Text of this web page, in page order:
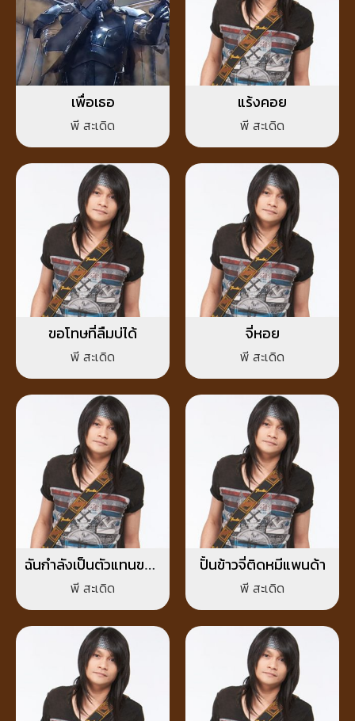
เพื่อเธอ
พี สะเดิด
แร้งคอย
พี สะเดิด
ขอโทษที่ลืมบ่ได้
พี สะเดิด
จี่หอย
พี สะเดิด
ฉันกำลังเป็นตัวแทนของ
ใครหรือเปล่า
พี สะเดิด
ปั้นข้าวจี่ติดหมีแพนด้า
พี สะเดิด